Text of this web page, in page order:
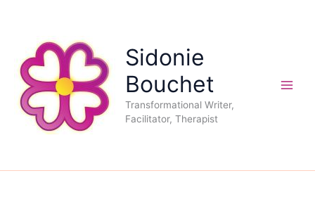
Sidonie
Bouchet
Transformational Writer,
Facilitator, Therapist